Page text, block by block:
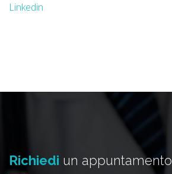
Linkedin
Richiedi un appuntamento